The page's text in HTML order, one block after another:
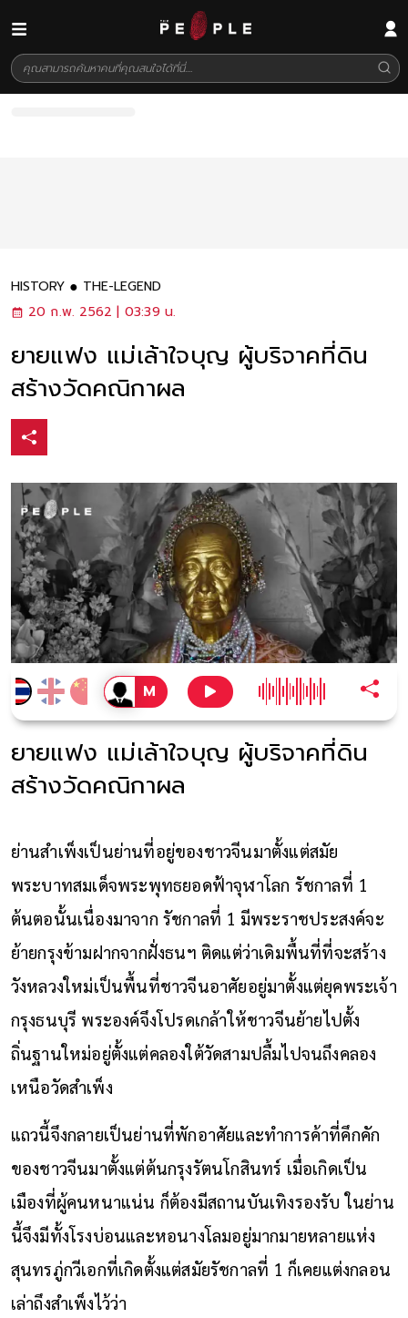
HISTORY
THE-LEGEND
20 ก.พ. 2562 | 03:39 น.
ยายแฟง แม่เล้าใจบุญ ผู้บริจาคที่ดิน
สร้างวัดคณิกาผล
ยายแฟง แม่เล้าใจบุญ ผู้บริจาคที่ดิน
สร้างวัดคณิกาผล
ย่านสำเพ็งเป็นย่านที่อยู่ของชาวจีนมาตั้งแต่สมัย
พระบาทสมเด็จพระพุทธยอดฟ้าจุฬาโลก รัชกาลที่ 1
ต้นตอนั้นเนื่องมาจาก รัชกาลที่ 1 มีพระราชประสงค์จะ
ย้ายกรุงข้ามฝากจากฝั่งธนฯ ติดแต่ว่าเดิมพื้นที่ที่จะสร้าง
วังหลวงใหม่เป็นพื้นที่ชาวจีนอาศัยอยู่มาตั้งแต่ยุคพระเจ้า
กรุงธนบุรี พระองค์จึงโปรดเกล้าให้ชาวจีนย้ายไปตั้ง
ถิ่นฐานใหม่อยู่ตั้งแต่คลองใต้วัดสามปลื้มไปจนถึงคลอง
เหนือวัดสำเพ็ง
แถวนี้จึงกลายเป็นย่านที่พักอาศัยและทำการค้าที่คึกคัก
ของชาวจีนมาตั้งแต่ต้นกรุงรัตนโกสินทร์ เมื่อเกิดเป็น
เมืองที่ผู้คนหนาแน่น ก็ต้องมีสถานบันเทิงรองรับ ในย่าน
นี้จึงมีทั้งโรงบ่อนและหอนางโลมอยู่มากมายหลายแห่ง
สุนทรภู่กวีเอกที่เกิดตั้งแต่สมัยรัชกาลที่ 1 ก็เคยแต่งกลอน
เล่าถึงสำเพ็งไว้ว่า